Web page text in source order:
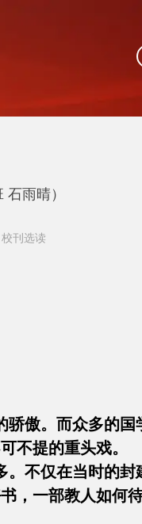
雨晴）
校刊选读
傲。而众多的国
不提的重头戏。
不仅在当时的封
，一部教人如何